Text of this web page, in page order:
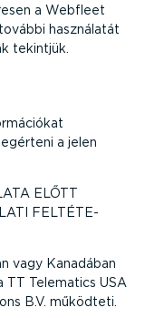
a Webfleet
használatát
tekintjük.
a jelen
ELŐTT
FELTÉ­TE­
vagy Kanadában
Telematics USA
B.V. működteti.